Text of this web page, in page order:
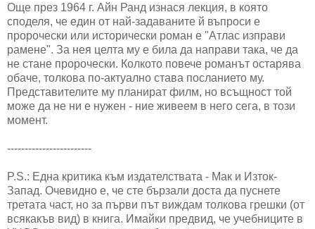
Още през 1964 г. Айн Ранд изнася лекция, в която
споделя, че един от най-задаваните й въпроси е
пророчески или исторически роман е "Атлас изправи
рамене". За нея целта му е била да направи така, че да
не стане пророчески. Колкото повече романът остарява
обаче, толкова по-актуално става посланието му.
Представителите му планират филм, но всъщност той
може да не ни е нужен - ние живеем в него сега, в този
момент.
------------------------
P.S.: Една критика към издателствата - Мак и Изток-
Запад. Очевидно е, че сте бързали доста да пуснете
третата част, но за първи път виждам толкова грешки (от
всякакъв вид) в книга. Имайки предвид, че учебниците в